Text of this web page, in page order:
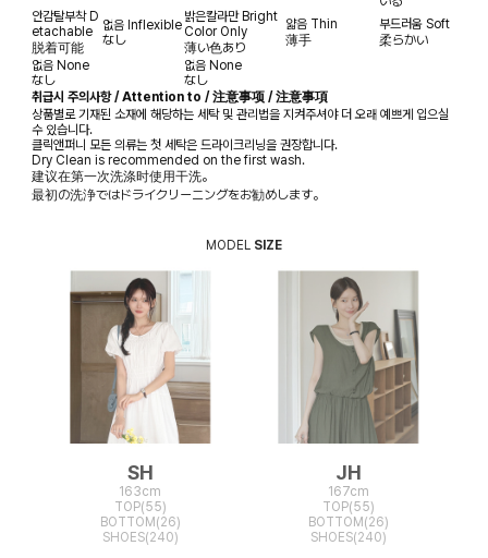
안감탈부착 D
etachable
脱着可能
없음 Inflexible
なし
밝은칼라만 Bright
Color Only
薄い色あり
얇음 Thin
薄手
부드러움 Soft
柔らかい
없음 None
なし
없음 None
なし
취급시 주의사항 / Attention to / 注意事项 / 注意事項
상품별로 기재된 소재에 해당하는 세탁 및 관리법을 지켜주셔야 더 오래 예쁘게 입으실
수 있습니다.
클릭앤퍼니 모든 의류는 첫 세탁은 드라이크리닝을 권장합니다.
Dry Clean is recommended on the first wash.
建议在第一次洗涤时使用干洗。
最初の洗浄ではドライクリーニングをお勧めします。
MODEL SIZE
SH
163cm
TOP(55)
BOTTOM(26)
SHOES(240)
JH
167cm
TOP(55)
BOTTOM(26)
SHOES(240)